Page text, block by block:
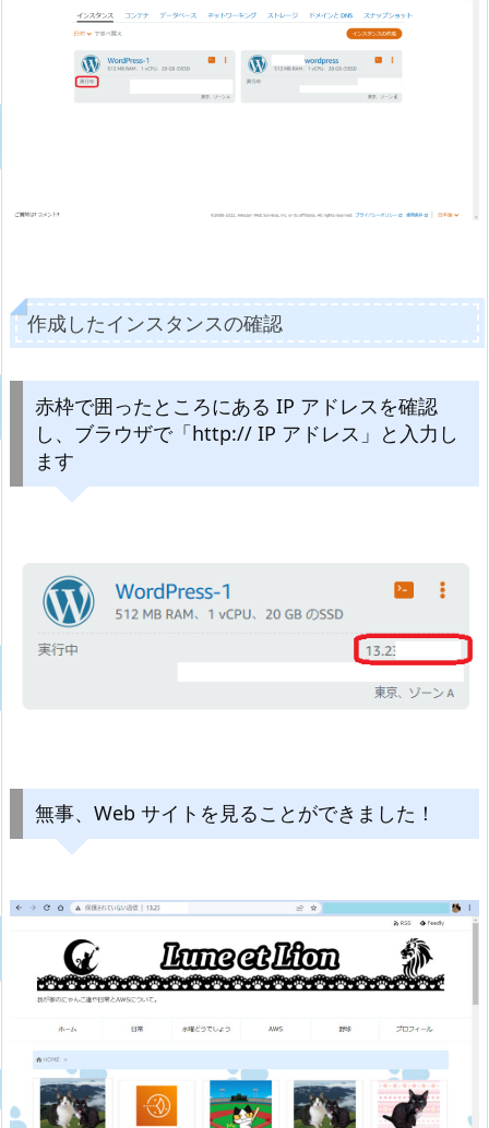
作成したインスタンスの確認
赤枠で囲ったところにある IP アドレスを確認
し、ブラウザで「http:// IP アドレス」と入力し
ます
無事、Web サイトを見ることができました！